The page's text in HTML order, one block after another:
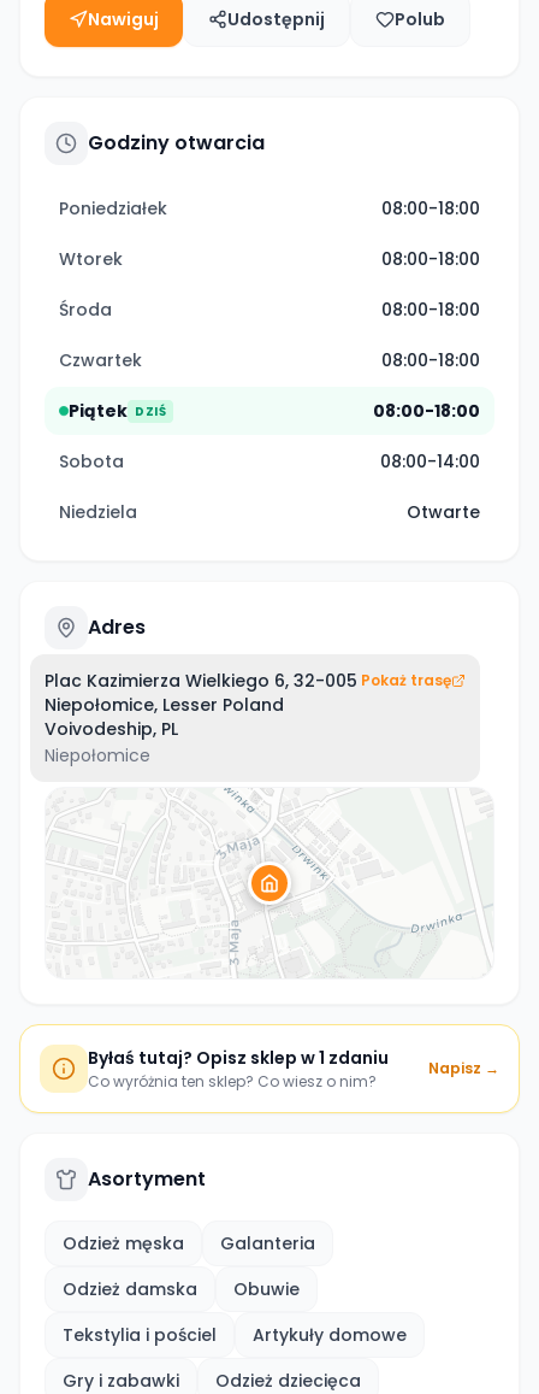
Nawiguj Udostępnij Polub
Godziny otwarcia
Poniedziałek 08:00-18:00
Wtorek 08:00-18:00
Środa 08:00-18:00
Czwartek 08:00-18:00
Piątek DZIŚ 08:00-18:00
Sobota 08:00-14:00
Niedziela Otwarte
Adres
Plac Kazimierza Wielkiego 6, 32-005
Niepołomice, Lesser Poland
Voivodeship, PL
Niepołomice
Pokaż trasę
Byłaś tutaj? Opisz sklep w 1 zdaniu
Co wyróżnia ten sklep? Co wiesz o nim?
Napisz →
Asortyment
Odzież męska
Galanteria
Odzież damska
Obuwie
Tekstylia i pościel
Artykuły domowe
Gry i zabawki
Odzież dziecięca